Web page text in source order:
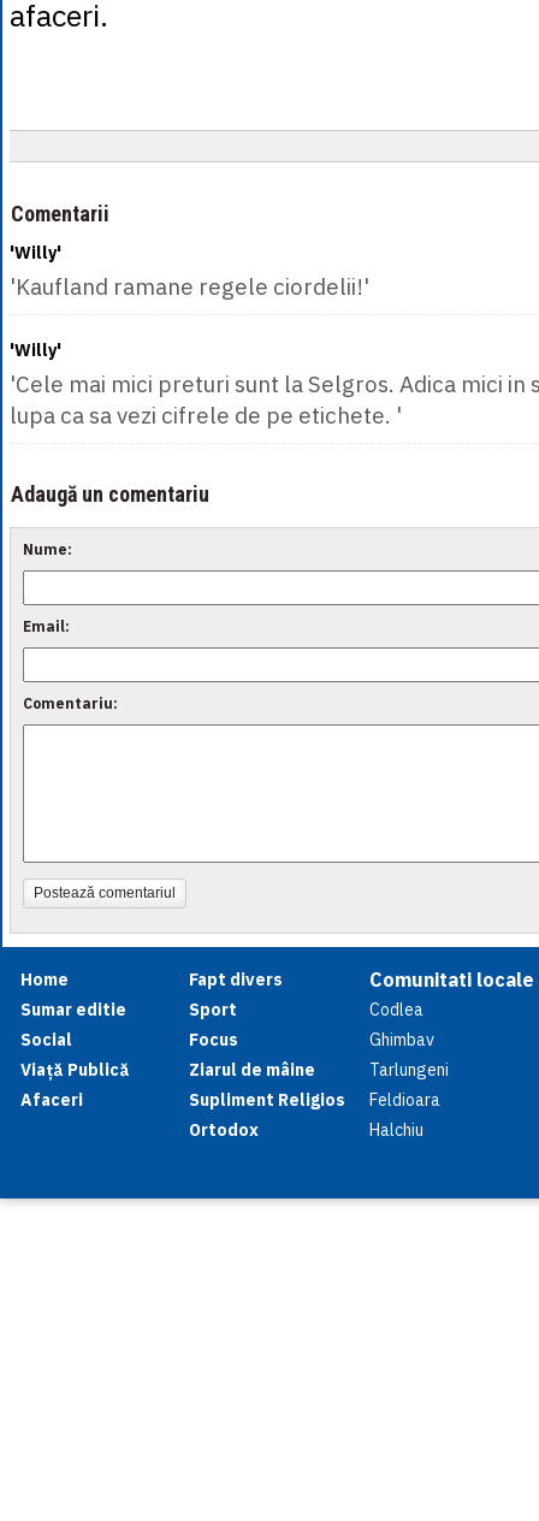
afaceri.
Comentarii
'Willy'
'Kaufland ramane regele ciordelii!'
'Willy'
'Cele mai mici preturi sunt la Selgros. Adica mici in
lupa ca sa vezi cifrele de pe etichete. '
Adaugă un comentariu
Nume:
Email:
Comentariu:
Postează comentariul
Home
Sumar editie
Social
Viață Publică
Afaceri
Fapt divers
Sport
Focus
Ziarul de mâine
Supliment Religios
Ortodox
Comunitati locale
Codlea
Ghimbav
Tarlungeni
Feldioara
Halchiu